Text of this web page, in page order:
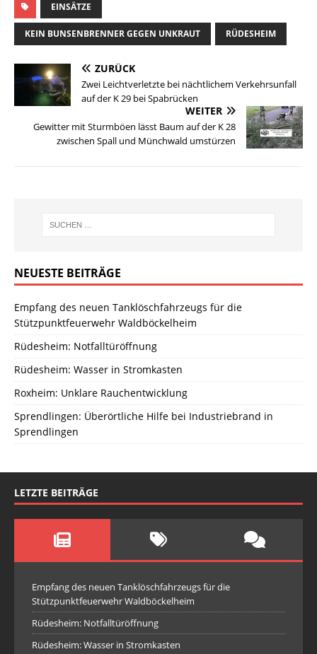
EINSÄTZE
KEIN BUNSENBRENNER GEGEN UNKRAUT RÜDESHEIM
ZURÜCK
Zwei Leichtverletzte bei nächtlichem Verkehrsunfall
auf der K 29 bei Spabrücken
WEITER
Gewitter mit Sturmböen lässt Baum auf der K 28
zwischen Spall und Münchwald umstürzen
NEUESTE BEITRÄGE
Empfang des neuen Tanklöschfahrzeugs für die
Stützpunktfeuerwehr Waldböckelheim
Rüdesheim: Notfalltüröffnung
Rüdesheim: Wasser in Stromkasten
Roxheim: Unklare Rauchentwicklung
Sprendlingen: Überörtliche Hilfe bei Industriebrand in
Sprendlingen
LETZTE BEITRÄGE
Empfang des neuen Tanklöschfahrzeugs für die
Stützpunktfeuerwehr Waldböckelheim
Rüdesheim: Notfalltüröffnung
Rüdesheim: Wasser in Stromkasten